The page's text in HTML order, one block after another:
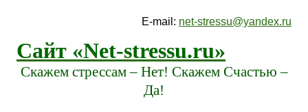
E-mail: net-stressu@yandex.ru
Сайт «Net-stressu.ru»
Скажем стрессам – Нет! Скажем Счастью –
Да!